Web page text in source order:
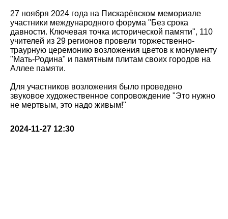
27 ноября 2024 года на Пискарёвском мемориале
участники международного форума "Без срока
давности. Ключевая точка исторической памяти", 110
учителей из 29 регионов провели торжественно-
траурную церемонию возложения цветов к монументу
"Мать-Родина" и памятным плитам своих городов на
Аллее памяти.
Для участников возложения было проведено
звуковое художественное сопровождение "Это нужно
не мертвым, это надо живым!"
2024-11-27 12:30